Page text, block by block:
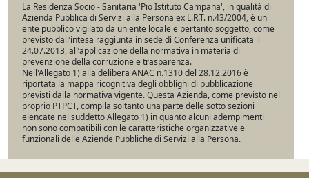
La Residenza Socio - Sanitaria 'Pio Istituto Campana', in qualità di
Azienda Pubblica di Servizi alla Persona ex L.R.T. n.43/2004, è un
ente pubblico vigilato da un ente locale e pertanto soggetto, come
previsto dall’intesa raggiunta in sede di Conferenza unificata il
24.07.2013, all’applicazione della normativa in materia di
prevenzione della corruzione e trasparenza.
Nell'Allegato 1) alla delibera ANAC n.1310 del 28.12.2016 è
riportata la mappa ricognitiva degli obblighi di pubblicazione
previsti dalla normativa vigente. Questa Azienda, come previsto nel
proprio PTPCT, compila soltanto una parte delle sotto sezioni
elencate nel suddetto Allegato 1) in quanto alcuni adempimenti
non sono compatibili con le caratteristiche organizzative e
funzionali delle Aziende Pubbliche di Servizi alla Persona.